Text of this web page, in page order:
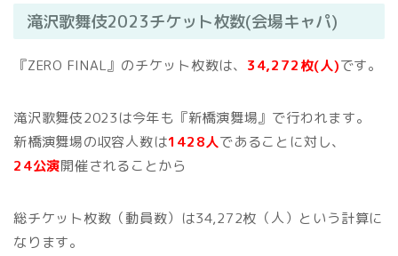
滝沢歌舞伎2023チケット枚数(会場キャパ)
『ZERO FINAL』のチケット枚数は、 34,272枚(人)です。
滝沢歌舞伎2023は今年も『新橋演舞場』で行われます。
新橋演舞場の収容人数は1428人であることに対し、
24公演開催されることから
総チケット枚数（動員数）は34,272枚（人）という計算に
なります。